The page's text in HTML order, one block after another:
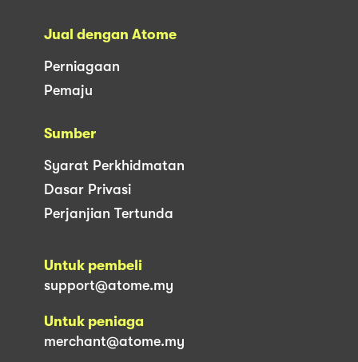
Jual dengan Atome
Perniagaan
Pemaju
Sumber
Syarat Perkhidmatan
Dasar Privasi
Perjanjian Tertunda
Untuk pembeli
support@atome.my
Untuk peniaga
merchant@atome.my